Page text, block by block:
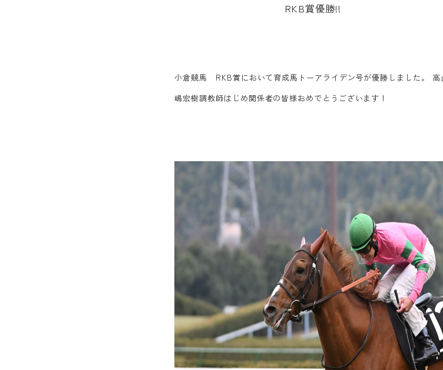
RKB賞優勝!!
小倉競馬 RKB賞において育成馬トーアライデン号が優勝しました。
嶋宏樹調教師はじめ関係者の皆様おめでとうございます！